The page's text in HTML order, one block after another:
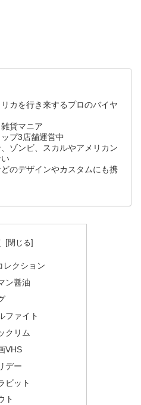
リカを行き来するプロのバイヤ
雑貨マニア
ップ3店舗運営中
、ゾンビ、スカルやアメリカン
どのデザインやカスタムにも携
レクション
ン醤油
ファイト
クリム
VHS
デー
ビット
ト